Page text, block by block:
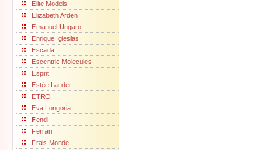
Elite Models
Elizabeth Arden
Emanuel Ungaro
Enrique Iglesias
Escada
Escentric Molecules
Esprit
Estée Lauder
ETRO
Eva Longoria
Fendi
Ferrari
Frais Monde